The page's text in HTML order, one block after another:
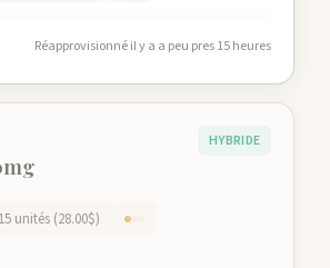
Réapprovisionné il y a a peu pres 15 heures
HYBRIDE
15 unités (28.00$)